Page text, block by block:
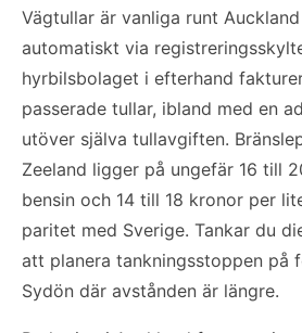
Vägtullar är vanliga runt
automatiskt via
hyrbilsbolaget i efterhand
passerade tullar, ibland med en
utöver själva tullavgiften.
Zeeland ligger på ungefär 16 till
bensin och 14 till 18 kronor per
paritet med Sverige. Tankar du
att planera tankningsstoppen på
Sydön där avstånden är längre.